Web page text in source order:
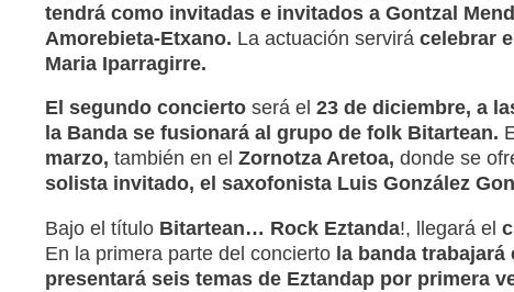
tendrá como invitadas e invitados a Gontzal
Amorebieta-Etxano. La actuación servirá celebrar
Maria Iparragirre.
El segundo conciertoserá el 23 de diciembre, a
la Banda se fusionará al grupo de folk Bitartean.
marzo, también en el Zornotza Aretoa, donde se
solista invitado, el saxofonista Luis González
Bajo el títuloBitartean… Rock Eztanda!, llegará el
En la primera parte del concierto la banda
presentará seis temas de Eztandap por primera